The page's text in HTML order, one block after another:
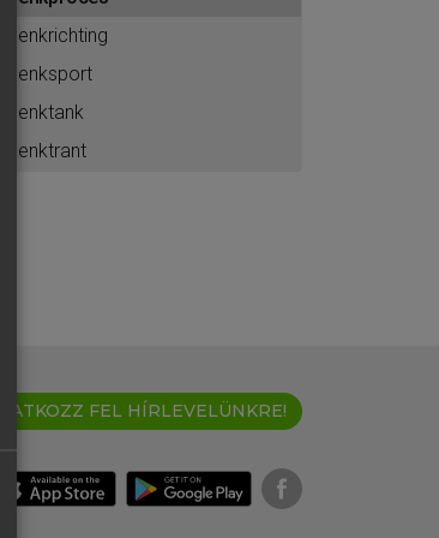
denkrichting
denksport
denktank
denktrant
IRATKOZZ FEL HÍRLEVELÜNKRE!